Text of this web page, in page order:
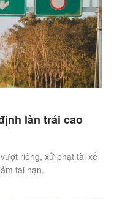
làn trái cao
riêng, xử phạt tài xế
tai nạn.